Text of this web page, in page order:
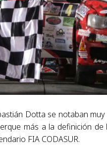
Dotta se notaban
más a la definición
FIA CODASUR.